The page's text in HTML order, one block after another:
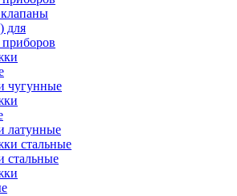
для
чугунные
латунные
стальные